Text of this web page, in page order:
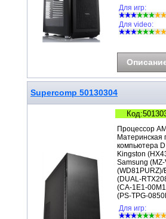
Для игр:
Для video:
Supercomp 50130304
Процессор
Материнская
компьютера
Kingston
Samsung
(WD81PURZ)/
(DUAL-
(CA-1E1-
(PS-TPG-
Для игр: